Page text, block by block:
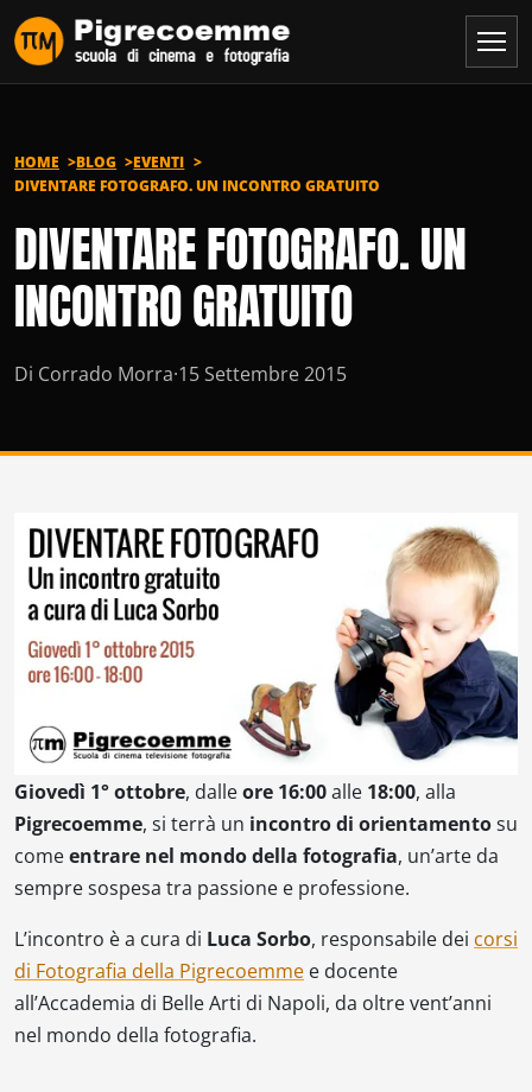
Vai al contenuto
HOME BLOG
EVENTI
DIVENTARE FOTOGRAFO. UN INCONTRO GRATUITO
DIVENTARE FOTOGRAFO. UN
INCONTRO GRATUITO
Di Corrado Morra·15 Settembre 2015
Giovedì 1° ottobre, dalleore 16:00alle 18:00, alla
Pigrecoemme, si terrà un incontro di orientamentosu
comeentrare nel mondo della fotografia, un’arte da
sempre sospesa tra passione e professione.
L’incontro è a cura di Luca Sorbo, responsabile dei corsi
di Fotografia della Pigrecoemme e docente
all’Accademia di Belle Arti di Napoli, da oltre vent’anni
nel mondo della fotografia.